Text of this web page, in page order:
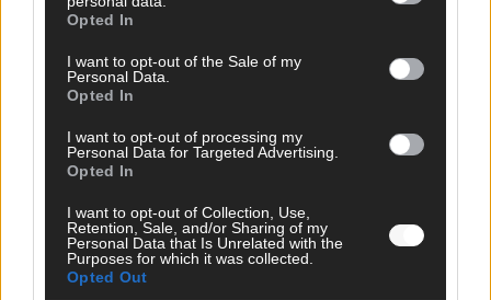
Opted In
I want to opt-out of the Sale of my
Personal Data.
Opted In
I want to opt-out of processing my
Personal Data for Targeted Advertising.
Opted In
I want to opt-out of Collection, Use,
Retention, Sale, and/or Sharing of my
Personal Data that Is Unrelated with the
Purposes for which it was collected.
Opted Out
WERBE BEI UNS!
CHECK UNS AUF FACEBOOK